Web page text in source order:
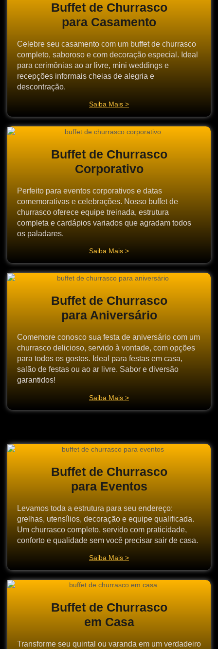
Buffet de Churrasco
para Casamento
Celebre seu casamento com um buffet de churrasco
completo, saboroso e com decoração especial. Ideal
para cerimônias ao ar livre, mini weddings e
recepções informais cheias de alegria e
descontração.
Saiba Mais >
Buffet de Churrasco
Corporativo
Perfeito para eventos corporativos e datas
comemorativas e celebrações. Nosso buffet de
churrasco oferece equipe treinada, estrutura
completa e cardápios variados que agradam todos
os paladares.
Saiba Mais >
Buffet de Churrasco
para Aniversário
Comemore conosco sua festa de aniversário com um
churrasco delicioso, servido à vontade, com opções
para todos os gostos. Ideal para festas em casa,
salão de festas ou ao ar livre. Sabor e diversão
garantidos!
Saiba Mais >
Buffet de Churrasco
para Eventos
Levamos toda a estrutura para seu endereço:
grelhas, utensílios, decoração e equipe qualificada.
Um churrasco completo, servido com praticidade,
conforto e qualidade sem você precisar sair de casa.
Saiba Mais >
Buffet de Churrasco
em Casa
Transforme seu quintal ou varanda em um verdadeiro